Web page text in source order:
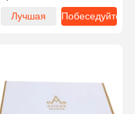
картонная поверхность
Горячая штамповка
Лучшая
Побеседуйте